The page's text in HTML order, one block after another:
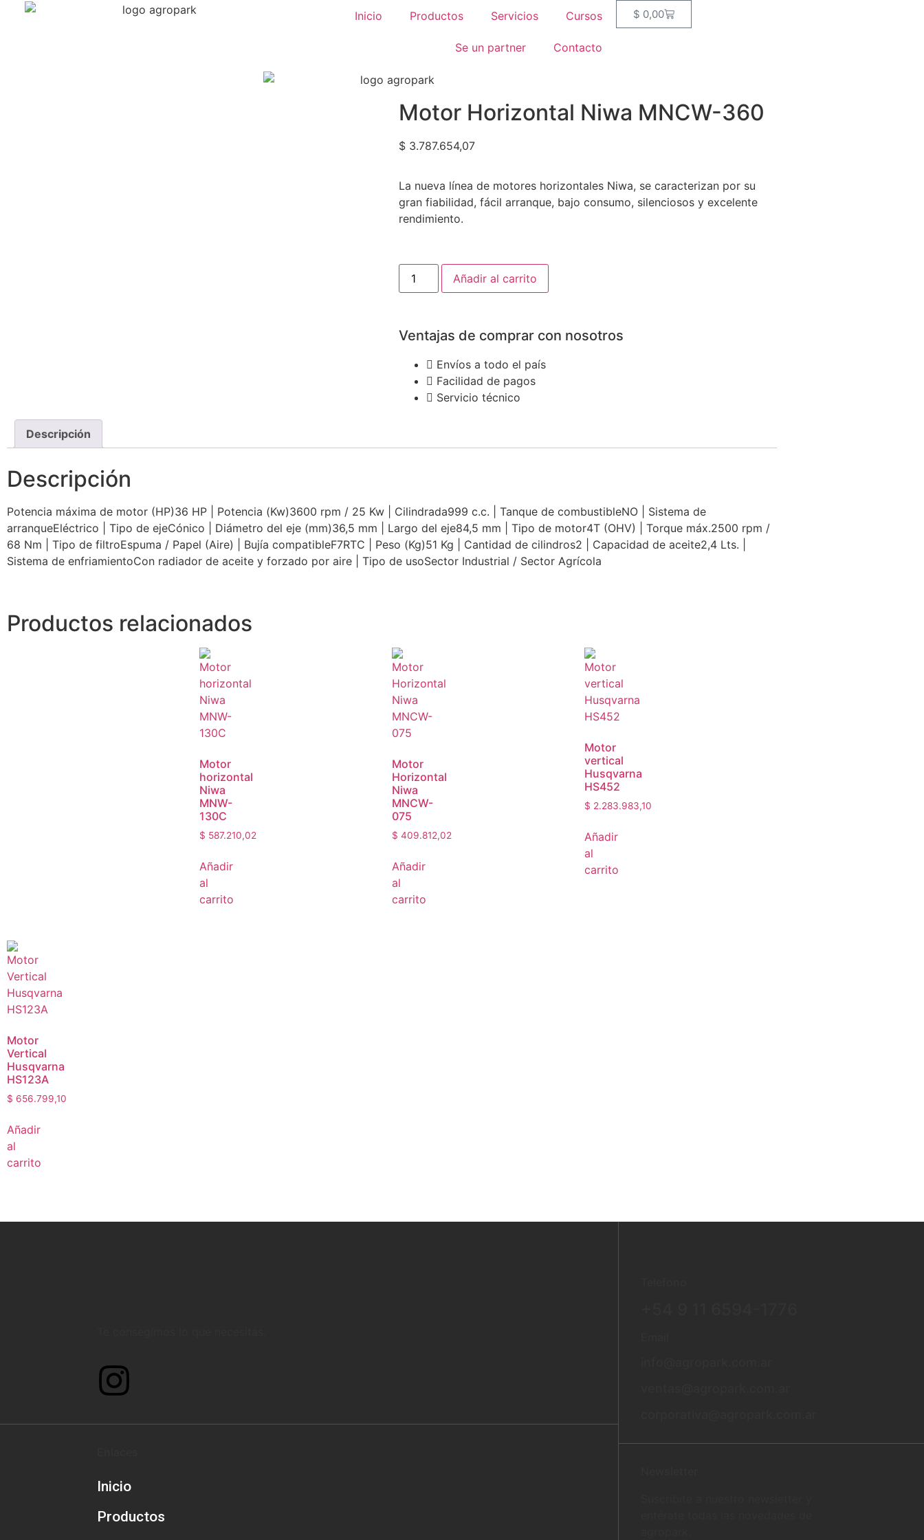
Inicio Productos Servicios Cursos
Se un partner Contacto
$ 0,00
Motor Horizontal Niwa MNCW-360
$ 3.787.654,07
La nueva línea de motores horizontales Niwa, se caracterizan por su
gran fiabilidad, fácil arranque, bajo consumo, silenciosos y excelente
rendimiento.
Añadir al carrito
Ventajas de comprar con nosotros
Envíos a todo el país
Facilidad de pagos
Servicio técnico
Descripción
Descripción
Potencia máxima de motor (HP)36 HP | Potencia (Kw)3600 rpm / 25 Kw | Cilindrada999 c.c. | Tanque de combustibleNO | Sistema de
arranqueEléctrico | Tipo de ejeCónico | Diámetro del eje (mm)36,5 mm | Largo del eje84,5 mm | Tipo de motor4T (OHV) | Torque máx.2500 rpm /
68 Nm | Tipo de filtroEspuma / Papel (Aire) | Bujía compatibleF7RTC | Peso (Kg)51 Kg | Cantidad de cilindros2 | Capacidad de aceite2,4 Lts. |
Sistema de enfriamientoCon radiador de aceite y forzado por aire | Tipo de usoSector Industrial / Sector Agrícola
Productos relacionados
Motor
horizontal
Niwa
MNW-
130C
$ 587.210,02
Añadir
al
carrito
Motor
Horizontal
Niwa
MNCW-
075
$ 409.812,02
Añadir
al
carrito
Motor
vertical
Husqvarna
HS452
$ 2.283.983,10
Añadir
al
carrito
Motor
Vertical
Husqvarna
HS123A
$ 656.799,10
Añadir
al
carrito
Inicio
Productos